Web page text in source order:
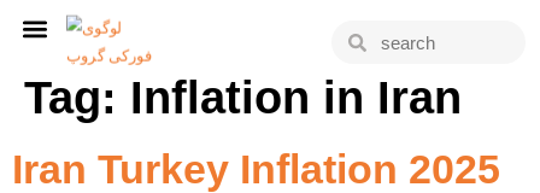
Tag: Inflation in Iran
Iran Turkey Inflation 2025